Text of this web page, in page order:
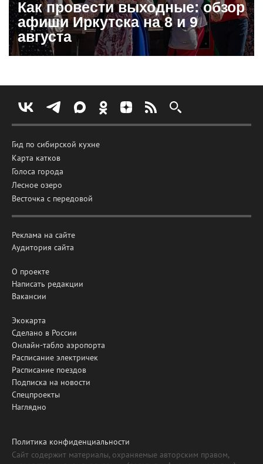
Как провести выходные: обзор
афиши Иркутска на 8 и 9
августа
Гид по сибирской кухне
Карта катков
Голоса города
Лесное озеро
Весточка с передовой
Реклама на сайте
Аудитория сайта
О проекте
Написать редакции
Вакансии
Экокарта
Сделано в России
Онлайн-табло аэропорта
Расписание электричек
Расписание поездов
Подписка на новости
Спецпроекты
Наглядно
Политика конфиденциальности
Сайт содержит материалы, охраняемые авторским правом,